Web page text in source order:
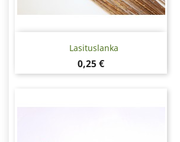
Lasituslanka
Hinta
0,25 €